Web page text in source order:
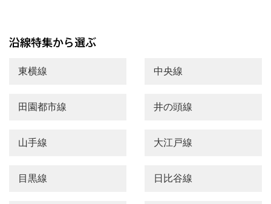
東横線 中央線
田園都市線 井の頭線
山手線 大江戸線
目黒線 日比谷線